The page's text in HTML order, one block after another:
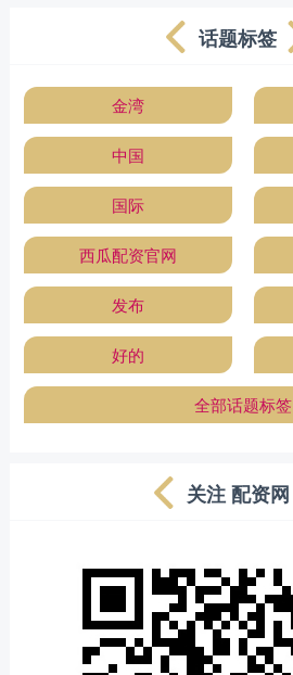
话题标签
金湾
中国
国际
西瓜配资官网
发布
好的
全部话题标签
关注 配资网